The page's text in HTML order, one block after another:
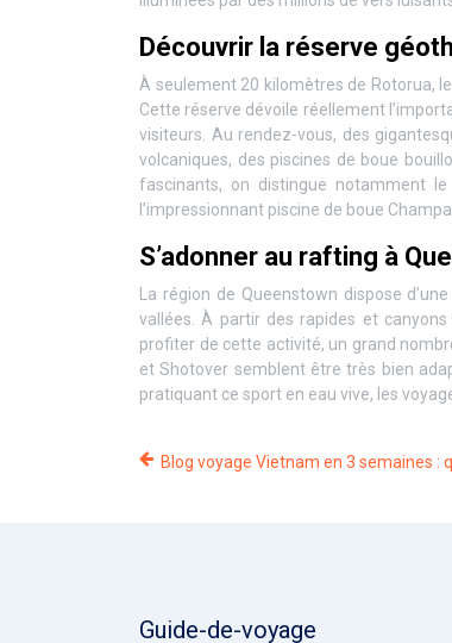
Découvrir la réserve
À seulement 20 kilomètres de Rotorua,
Cette réserve dévoile réellement
visiteurs. Au rendez-vous, des
volcaniques, des piscines de boue
fascinants, on distingue notamment
l’impressionnant piscine de boue
S’adonner au rafting à
La région de Queenstown dispose
vallées. À partir des rapides et
profiter de cette activité, un grand
et Shotover semblent être très bien
pratiquant ce sport en eau vive, les
Blog voyage Vietnam en 3 semaines :
Guide-de-voyage